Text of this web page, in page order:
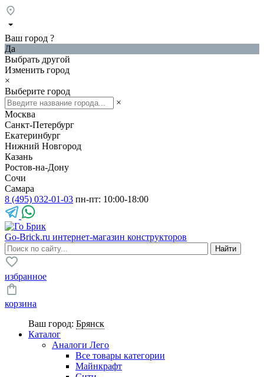
Ваш город ?
Да
Выбрать другой
Изменить город
×
Выберите город
×
Москва
Санкт-Петербург
Екатеринбург
Нижний Новгород
Казань
Ростов-на-Дону
Сочи
Самара
8 (495) 032-01-03 пн-пт: 10:00-18:00
Go-Brick.ru интернет-магазин конструкторов
избранное
корзина
Ваш город: Брянск
Каталог
Аналоги Лего
Все товары категории
Майнкрафт